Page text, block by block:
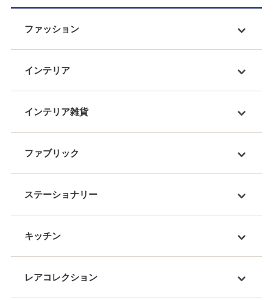
ファッション
インテリア
インテリア雑貨
ファブリック
ステーショナリー
キッチン
レアコレクション